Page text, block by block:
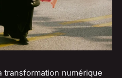
transformation numérique